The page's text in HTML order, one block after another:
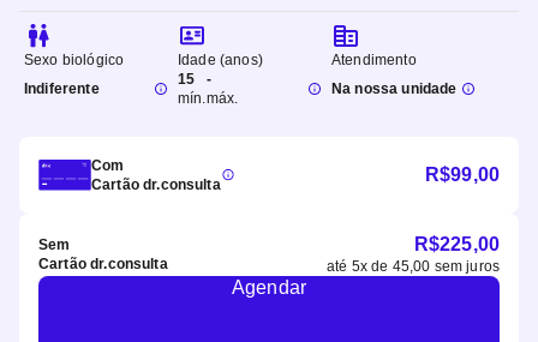
Sexo biológico
Indiferente
Idade (anos)
15
mín.
-
máx.
Atendimento
Na nossa unidade
Com
Cartão dr.consulta
R$99,00
Sem
Cartão dr.consulta
R$225,00
até 5x de 45,00 sem juros
Agendar